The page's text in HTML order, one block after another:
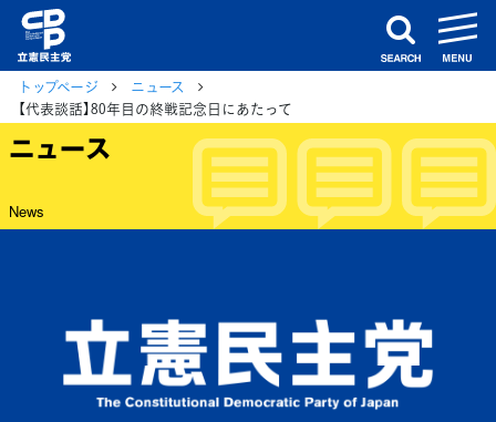
search
トップページ
ニュース
【代表談話】80年目の終戦記念日にあたって
ニュース
News